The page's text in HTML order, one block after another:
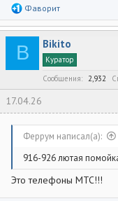
Р
а
к
ц
и
Фаворит
B Bikito
Куратор
Сообщения
2,932
17.04.26
Феррум написал(а):
916-926 лютая
Это телефоны МТС!!!